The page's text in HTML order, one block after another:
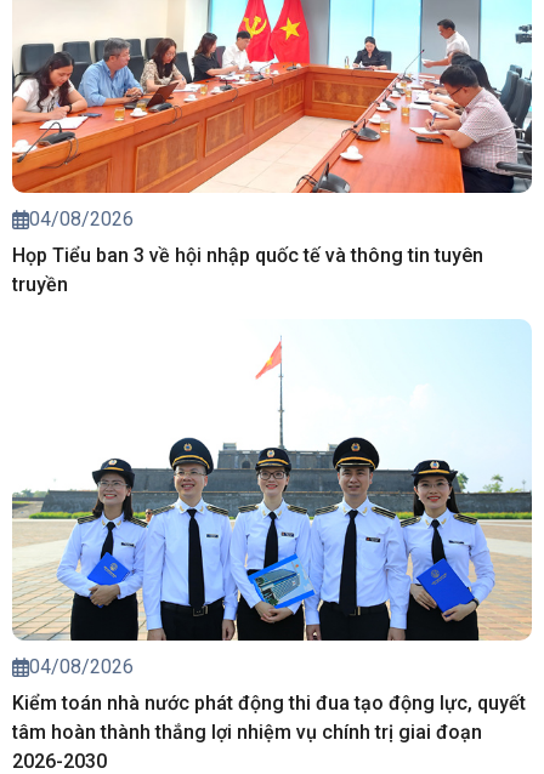
04/08/2026
Họp Tiểu ban 3 về hội nhập quốc tế và thông tin tuyên
truyền
04/08/2026
Kiểm toán nhà nước phát động thi đua tạo động lực, quyết
tâm hoàn thành thắng lợi nhiệm vụ chính trị giai đoạn
2026-2030